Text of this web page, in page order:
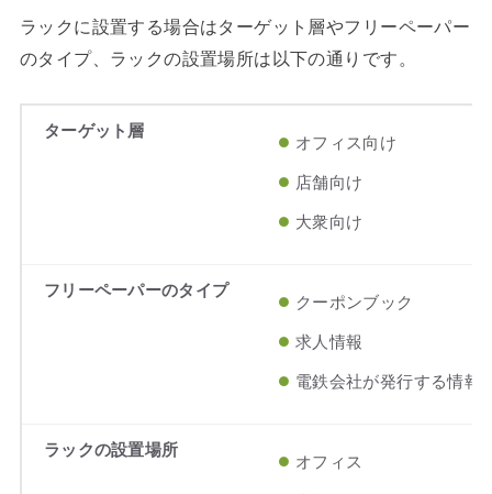
ラックに設置する場合はターゲット層やフリーペーパー
のタイプ、ラックの設置場所は以下の通りです。
ターゲット層
オフィス向け
店舗向け
大衆向け
フリーペーパーのタイプ
クーポンブック
求人情報
電鉄会社が発行する情報
ラックの設置場所
オフィス